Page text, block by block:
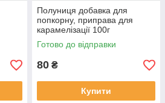
Полуниця добавка для
попкорну, приправа для
карамелізації 100г
Готово до відправки
80 ₴
Купити